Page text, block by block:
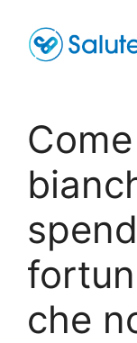
contenuto
che